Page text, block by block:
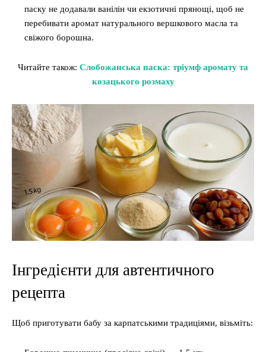
паску не додавали ванілін чи екзотичні прянощі, щоб не
перебивати аромат натурального вершкового масла та
свіжого борошна.
Читайте також: Слобожанська паска: тріумф аромату та
козацького розмаху
Інгредієнти для автентичного
рецепта
Щоб приготувати бабу за карпатськими традиціями, візьміть: